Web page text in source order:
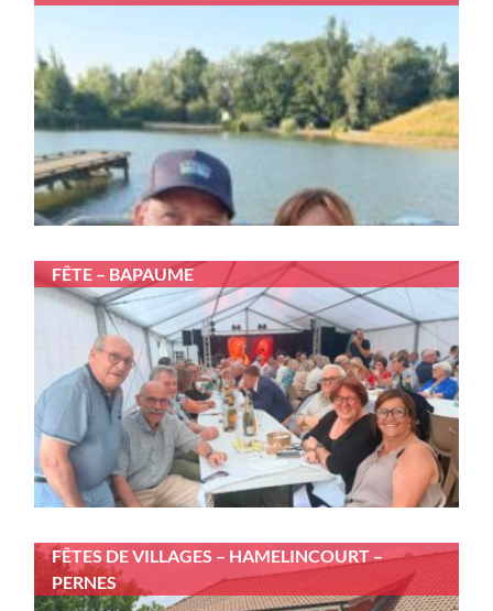
FÊTE – BAPAUME
FÊTES DE VILLAGES – HAMELINCOURT –
PERNES